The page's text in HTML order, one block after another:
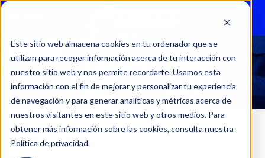
Este sitio web almacena cookies en tu ordenador que se
utilizan para recoger información acerca de tu interacción con
nuestro sitio web y nos permite recordarte. Usamos esta
información con el fin de mejorar y personalizar tu experiencia
de navegación y para generar analíticas y métricas acerca de
nuestros visitantes en este sitio web y otros medios. Para
obtener más información sobre las cookies, consulta nuestra
Política de privacidad.
1.5T DCT DLX
Inicio Versión del producto